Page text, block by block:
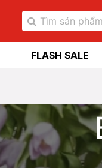
FLASH SALE